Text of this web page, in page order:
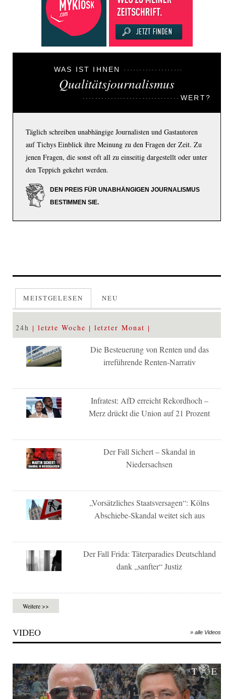
WAS IST IHNEN
Qualitätsjournalismus
WERT?
Täglich schreiben unabhängige Journalisten und Gastautoren
auf Tichys Einblick ihre Meinung zu den Fragen der Zeit. Zu
jenen Fragen, die sonst oft all zu einseitig dargestellt oder unter
den Teppich gekehrt werden.
DEN PREIS FÜR UNABHÄNGIGEN JOURNALISMUS
BESTIMMEN SIE.
MEISTGELESEN NEU
24h letzte Woche letzter Monat
Die Besteuerung von Renten und das
irreführende Renten-Narrativ
Infratest: AfD erreicht Rekordhoch –
Merz drückt die Union auf 21 Prozent
Der Fall Sichert – Skandal in
Niedersachsen
„Vorsätzliches Staatsversagen“: Kölns
Abschiebe-Skandal weitet sich aus
Der Fall Frida: Täterparadies Deutschland
dank „sanfter“ Justiz
Weitere >>
VIDEO » alle Videos